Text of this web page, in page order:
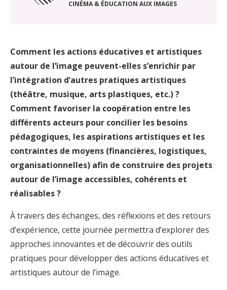
CINÉMA & ÉDUCATION AUX IMAGES
Comment les actions éducatives et artistiques
autour de l’image peuvent-elles s’enrichir par
l’intégration d’autres pratiques artistiques
(théâtre, musique, arts plastiques, etc.) ?
Comment favoriser la coopération entre les
différents acteurs pour concilier les besoins
pédagogiques, les aspirations artistiques et les
contraintes de moyens (financières, logistiques,
organisationnelles) afin de construire des projets
autour de l’image accessibles, cohérents et
réalisables ?
À travers des échanges, des réflexions et des retours
d’expérience, cette journée permettra d’explorer des
approches innovantes et de découvrir des outils
pratiques pour développer des actions éducatives et
artistiques autour de l’image.